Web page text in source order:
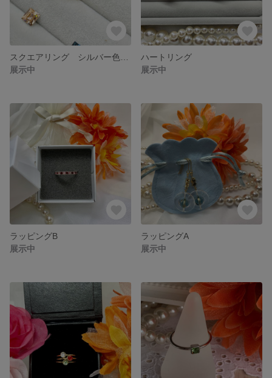
展示中
ハートリング
展示中
ラッピングB
展示中
ラッピングA
展示中